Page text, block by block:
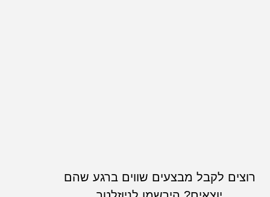
רוצים לקבל מבצעים שווים ברגע שהם